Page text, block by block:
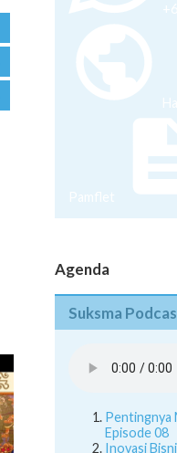
Pamflet
Agenda
Suksma
Pentingnya
Episode 08
Inovasi